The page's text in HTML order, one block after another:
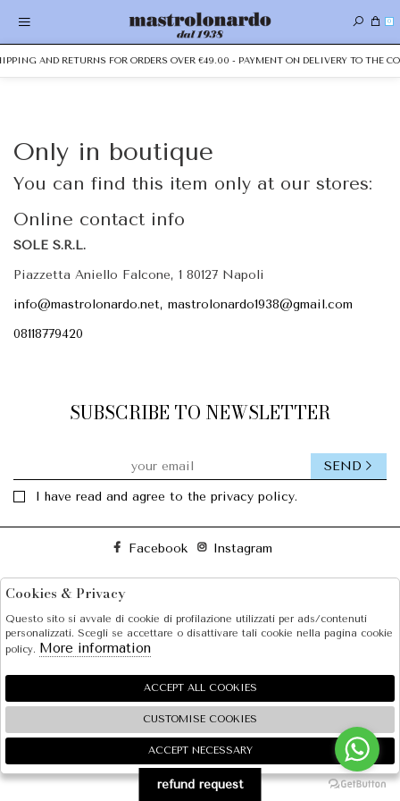
0
AND RETURNS FOR ORDERS OVER €49.00 - PAYMENT ON DELIVERY TO THE
Only in boutique
You can find this item only at our stores:
Online contact info
SOLE S.R.L.
Piazzetta Aniello Falcone, 1 80127 Napoli
info@mastrolonardo.net, mastrolonardo1938@gmail.com
08118779420
SUBSCRIBE TO NEWSLETTER
I have read and agree to the privacy policy.
SEND
Facebook Instagram
SHOPPING
EXTRA
gruppo Zucchetti
🍪
refund request
Cookies & Privacy
Questo sito si avvale di cookie di profilazione utilizzati per ads/contenuti
personalizzati. Scegli se accettare o disattivare tali cookie nella pagina cookie
policy. More information
ACCEPT ALL COOKIES
CUSTOMISE COOKIES
ACCEPT NECESSARY